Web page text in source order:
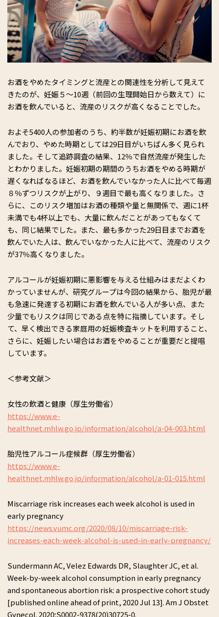
お酒をやめたタイミングと流産との関連性を分析して見えて
きたのが、妊娠５〜10週（前回の生理開始日から数えて）に
お酒を飲んでいると、流産のリスクが高くなることでした。
およそ5400人の参加者のうち、約半数が妊娠初期にお酒を飲
んでおり、やめた時期としては29日目がいちばん多く見られ
ました。そして追跡調査の結果、12％で自然流産が発生した
とわかりました。妊娠初期の期間のうちお酒をやめる時期が
遅くなればなるほど、お酒を飲んでいなかった人に比べて毎週
８％ずつリスクが上がり、９週目で最も高くなりました。さ
らに、このリスク増加はお酒の種類や量と無関係で、週に1杯
未満でも4杯以上でも、大量に飲んだことがあってもなくて
も、同じ結果でした。また、最も多かった29日目までお酒を
飲んでいた人は、飲んでいなかった人に比べて、流産のリスク
が37％高くなりました。
アルコールが妊娠初期に悪影響を与える仕組みはまだよくわ
かっていませんが、研究グループは今回の結果から、胎児が最
も急速に発達する初期にお酒を飲んでいる人が多い点、また
少量でもリスクは同じである点を特に指摘しています。そし
て、早く検出できる家庭用の妊娠検査キットを利用すること、
さらに、妊娠したい場合はお酒をやめることが重要だと提唱
しています。
＜参考文献＞
女性の飲酒と健康（厚生労働省）
https://www.e-
healthnet.mhlw.go.jp/information/alcohol/a-04-003.html
胎児性アルコール症候群（厚生労働省）
https://www.e-
healthnet.mhlw.go.jp/information/alcohol/a-01-015.html
Miscarriage risk increases each week alcohol is used in
early pregnancy
https://news.vumc.org/2020/08/10/miscarriage-risk-
increases-each-week-alcohol-is-used-in-early-pregnancy/
Sundermann AC, Velez Edwards DR, Slaughter JC, et al.
Week-by-week alcohol consumption in early pregnancy
and spontaneous abortion risk: a prospective cohort study
[published online ahead of print, 2020 Jul 13]. Am J Obstet
Gynecol. 2020;S0002-9378(20)30725-0.